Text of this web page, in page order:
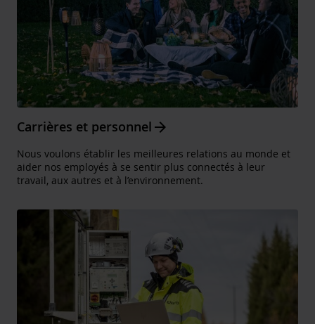
Carrières et personnel Arrow_forward
Nous voulons établir les meilleures relations au monde et
aider nos employés à se sentir plus connectés à leur
travail, aux autres et à l’environnement.